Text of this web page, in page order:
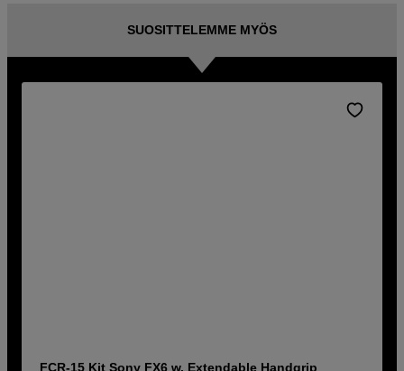
SUOSITTELEMME MYÖS
FCR-15 Kit Sony FX6 w. Extendable Handgrip